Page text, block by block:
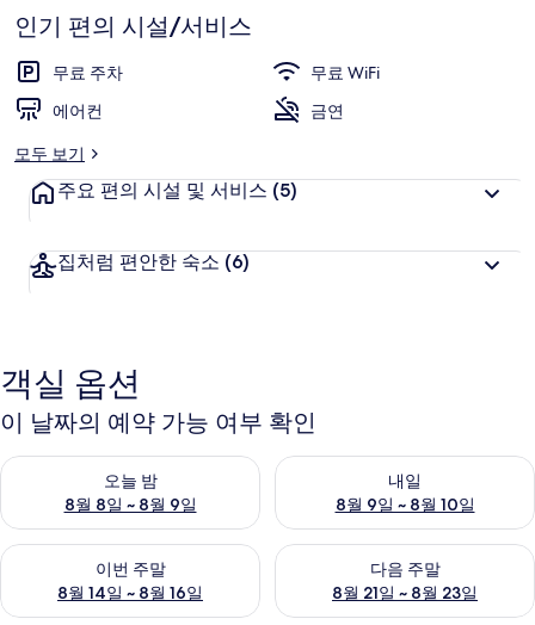
기
인기 편의 시설/서비스
무료 주차
무료 WiFi
에어컨
금연
모두 보기
주요 편의 시설 및 서비스 (5)
집처럼 편안한 숙소 (6)
객실 옵션
이 날짜의 예약 가능 여부 확인
오늘 밤
8월 8일 ~ 8월 9일
오늘 밤 예약 가능 여부 확인, 8월 8일 ~ 8월 9일
내일
8월 9일 ~ 8월 10일
내일 예약 가능 여부 확인, 8월
이번 주말
8월 14일 ~ 8월 16일
이번 주말 예약 가능 여부 확인, 8월 14일 ~ 8월 16일
다음 주말
8월 21일 ~ 8월 23일
다음 주말 예약 가능 여부 확인